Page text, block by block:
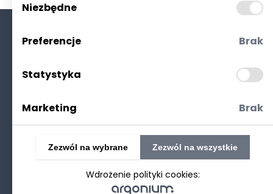
Polityka prywatności
©2025 Realizacjastrony www: Technetium.pl
Niezbędne
Preferencje Brak
Statystyka
Marketing Brak
Wdrożenie polityki cookies:
Zezwól na wybrane Zezwól na wszystkie